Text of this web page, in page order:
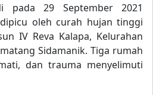
pada 29 September 2021
oleh curah hujan tinggi
IV Reva Kalapa, Kelurahan
Sidamanik. Tiga rumah
dan trauma menyelimuti